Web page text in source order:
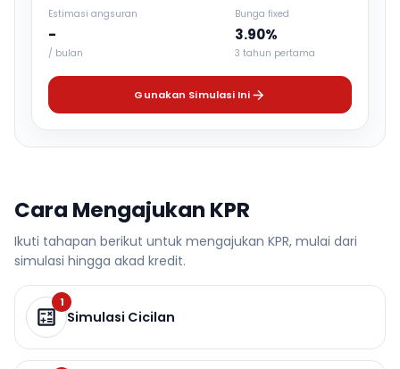
Estimasi angsuran
-
/ bulan
Bunga fixed
3.90%
3 tahun pertama
Gunakan Simulasi Ini
Cara Mengajukan KPR
Ikuti tahapan berikut untuk mengajukan KPR, mulai dari
simulasi hingga akad kredit.
1
Simulasi Cicilan